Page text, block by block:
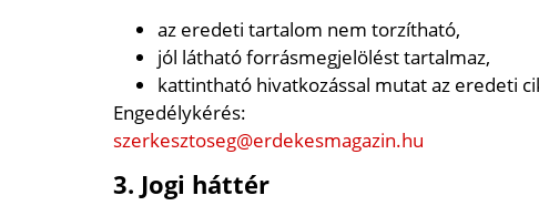
az eredeti tartalom nem torzítható,
jól látható forrásmegjelölést tartalmaz,
kattintható hivatkozással mutat az eredeti
Engedélykérés:
szerkesztoseg@erdekesmagazin.hu
3. Jogi háttér